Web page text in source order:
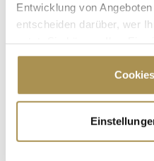
Entwicklung von
entscheiden darüber, wer
Cookie-Erklärung oder
Trigger Symbol ändern oder
Informationen über
erfassen, welche bis